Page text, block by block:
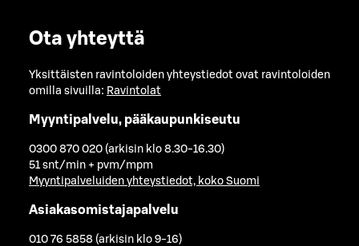
Ota yhteyttä
Yksittäisten ravintoloiden yhteystiedot ovat ravintoloiden
omilla sivuilla: Ravintolat
Myyntipalvelu, pääkaupunkiseutu
0300 870 020 (arkisin klo 8.30-16.30)
51 snt/min + pvm/mpm
Myyntipalveluiden yhteystiedot, koko Suomi
Asiakasomistajapalvelu
010 76 5858 (arkisin klo 9-16)